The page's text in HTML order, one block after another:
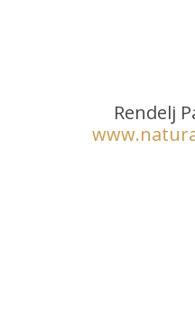
Rendelj